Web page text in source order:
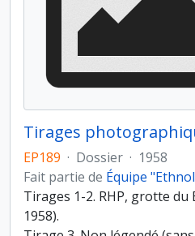
Tirages
EP189 · Dossier · 1958
Fait partie de Équipe
Tirages 1-2. RHP, grotte du
1958).